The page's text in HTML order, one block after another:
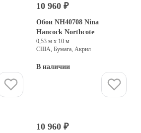
10 960 ₽
Обои NH40708 Nina
Hancock Northcote
0,53 м х 10 м
США, Бумага, Акрил
В наличии
10 960 ₽